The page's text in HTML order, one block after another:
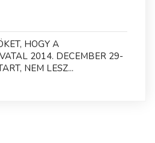
HOGY A
2014. DECEMBER 29-
NEM LESZ...